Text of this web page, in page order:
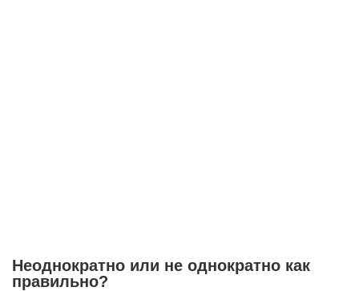
Неоднократно или не однократно как
правильно?